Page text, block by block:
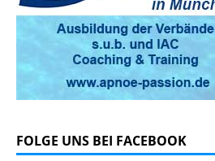
FOLGE UNS BEI FACEBOOK